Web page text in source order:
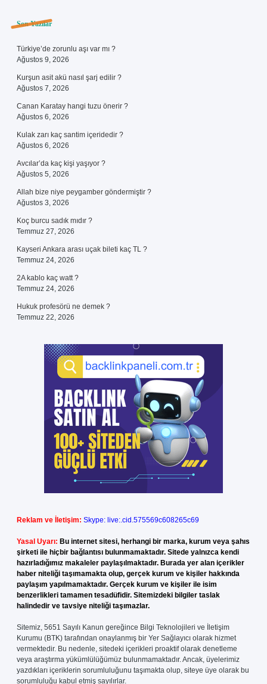
Sidebar
Son Yazılar
Türkiye’de zorunlu aşı var mı ?
Ağustos 9, 2026
Kurşun asit akü nasıl şarj edilir ?
Ağustos 7, 2026
Canan Karatay hangi tuzu önerir ?
Ağustos 6, 2026
Kulak zarı kaç santim içeridedir ?
Ağustos 6, 2026
Avcılar’da kaç kişi yaşıyor ?
Ağustos 5, 2026
Allah bize niye peygamber göndermiştir ?
Ağustos 3, 2026
Koç burcu sadık mıdır ?
Temmuz 27, 2026
Kayseri Ankara arası uçak bileti kaç TL ?
Temmuz 24, 2026
2A kablo kaç watt ?
Temmuz 24, 2026
Hukuk profesörü ne demek ?
Temmuz 22, 2026
Reklam ve İletişim: Skype: live:.cid.575569c608265c69
Yasal Uyarı: Bu internet sitesi, herhangi bir marka, kurum veya şahıs
şirketi ile hiçbir bağlantısı bulunmamaktadır. Sitede yalnızca kendi
hazırladığımız makaleler paylaşılmaktadır. Burada yer alan içerikler
haber niteliği taşımamakta olup, gerçek kurum ve kişiler hakkında
paylaşım yapılmamaktadır. Gerçek kurum ve kişiler ile isim
benzerlikleri tamamen tesadüfidir. Sitemizdeki bilgiler taslak
halindedir ve tavsiye niteliği taşımazlar.
Sitemiz, 5651 Sayılı Kanun gereğince Bilgi Teknolojileri ve İletişim
Kurumu (BTK) tarafından onaylanmış bir Yer Sağlayıcı olarak hizmet
vermektedir. Bu nedenle, sitedeki içerikleri proaktif olarak denetleme
veya araştırma yükümlülüğümüz bulunmamaktadır. Ancak, üyelerimiz
yazdıkları içeriklerin sorumluluğunu taşımakta olup, siteye üye olarak bu
sorumluluğu kabul etmiş sayılırlar.